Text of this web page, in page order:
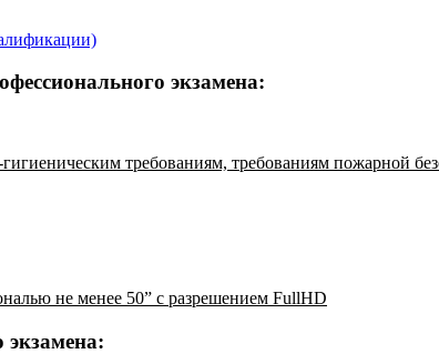
экзамена:
требованиям, требованиям пожарной
не менее 50” с разрешением FullHD
экзамена: